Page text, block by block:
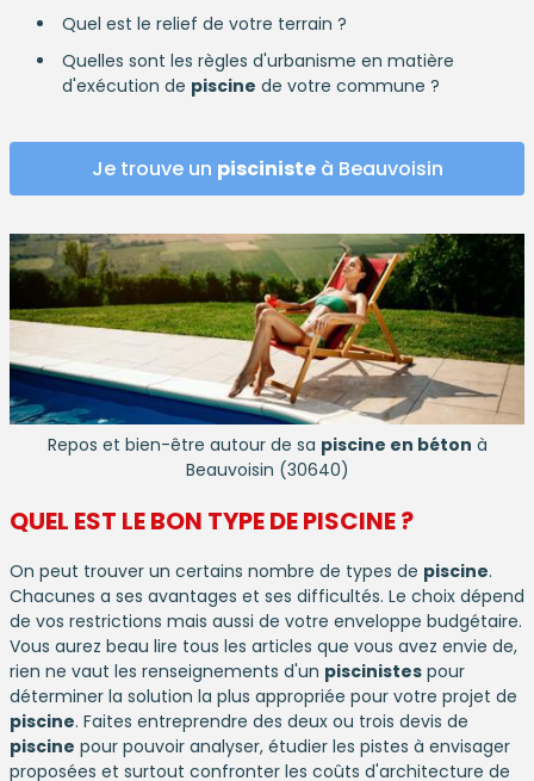
Quel est le relief de votre terrain ?
Quelles sont les règles d'urbanisme en matière
d'exécution de piscine de votre commune ?
Je trouve un piscinisteà Beauvoisin
Repos et bien-être autour de sa piscine en béton à
Beauvoisin (30640)
QUEL EST LE BON TYPE DEPISCINE?
On peut trouver un certains nombre de types de piscine.
Chacunes a ses avantages et ses difficultés. Le choix dépend
de vos restrictions mais aussi de votre enveloppe budgétaire.
Vous aurez beau lire tous les articles que vous avez envie de,
rien ne vaut les renseignements d'un piscinistes pour
déterminer la solution la plus appropriée pour votre projet de
piscine. Faites entreprendre des deux ou trois devis de
piscine pour pouvoir analyser, étudier les pistes à envisager
proposées et surtout confronter les coûts d'architecture de